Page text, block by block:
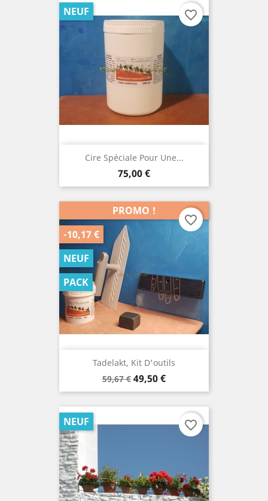
Cire Spéciale Pour Une...
Prix
75,00 €
NEUF favorite_border
Tadelakt, Kit D'outils
Prix
de
59,67 € Prix
49,50 €
PROMO !
-10,17 €
NEUF
PACK
favorite_border
NEUF favorite_border